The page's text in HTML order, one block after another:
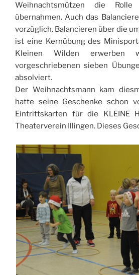
Weihnachtsmützen die
übernahmen. Auch das
vorzüglich. Balancieren über die
ist eine Kernübung des
Kleinen Wilden erwerben
vorgeschriebenen sieben
absolviert.
Der Weihnachtsmann kam
hatte seine Geschenke schon
Eintrittskarten für die KLEINE
Theaterverein Illingen. Dieses